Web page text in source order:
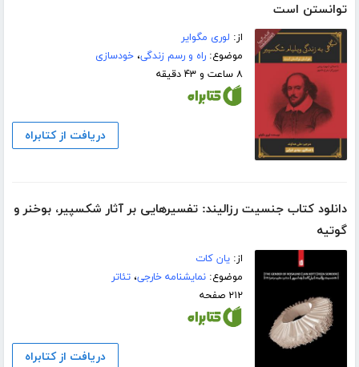
توانستن است
از: لوری مگوایر
موضوع:راه و رسم زندگی،خودسازی
۸ ساعت و ۴۳ دقیقه
دریافت از کتابراه
دانلود کتاب جنسیت رزالیند: تفسیرهایی بر آثار شکسپیر، بوخنر و
گوتیه
از:یان کات
موضوع:نمایشنامه خارجی،تئاتر
۲۱۲ صفحه
دریافت از کتابراه